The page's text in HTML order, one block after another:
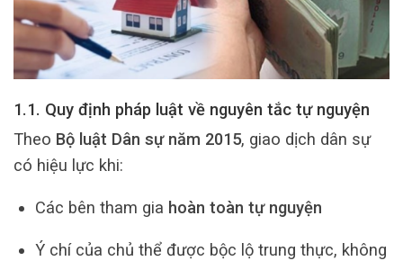
1.1. Quy định pháp luật về nguyên tắc tự nguyện
Theo Bộ luật Dân sự năm 2015, giao dịch dân sự
có hiệu lực khi:
Các bên tham gia hoàn toàn tự nguyện
Ý chí của chủ thể được bộc lộ trung thực, không